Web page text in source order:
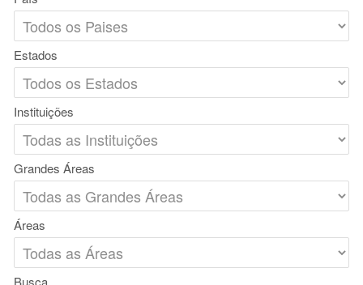
Estados
Instituições
Grandes Áreas
Áreas
Busca